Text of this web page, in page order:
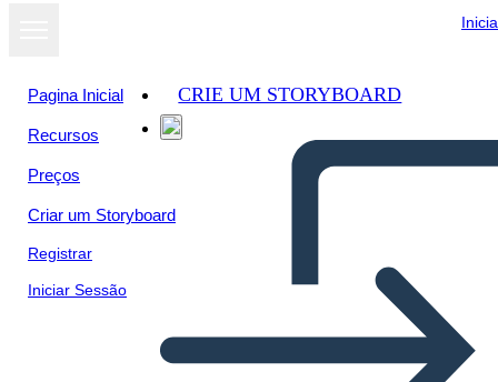
Pagina Inicial
Recursos
Preços
Criar um Storyboard
Registrar
Iniciar Sessão
CRIE UM STORYBOARD